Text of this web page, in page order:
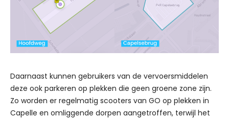
Daarnaast kunnen gebruikers van de vervoersmiddelen
deze ook parkeren op plekken die geen groene zone zijn.
Zo worden er regelmatig scooters van GO op plekken in
Capelle en omliggende dorpen aangetroffen, terwijl het